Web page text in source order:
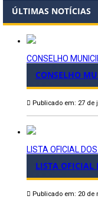
ÚLTIMAS NOTÍCIAS
CONSELHO
CONSELHO
Publicado em: 27 de
LISTA OFICIAL
LISTA OFICIAL
Publicado em: 20 de